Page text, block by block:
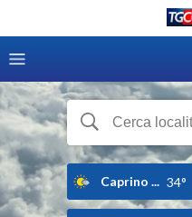
Caprino ... 34°